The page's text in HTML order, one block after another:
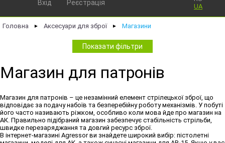
UA
Вхід Реєстрація
Головна ► Аксесуари для зброї ► Магазини
Показати фільтри
Магазин для патронів
Магазин для патронів – це незамінний елемент стрілецької зброї, що
відповідає за подачу набоїв та безперебійну роботу механізмів. У побуті
його часто називають ріжком, особливо коли мова йде про магазин на
АК. Правильно підібраний магазин забезпечує стабільність стрільби,
швидке перезаряджання та довгий ресурс зброї.
В інтернет-магазині Agressor ви знайдете широкий вибір: пістолетні